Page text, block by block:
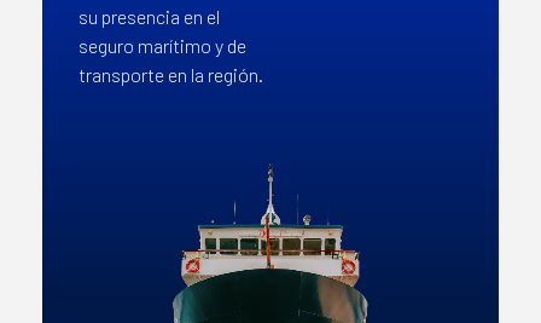
su presencia en el
seguro marítimo y de
transporte en la región.